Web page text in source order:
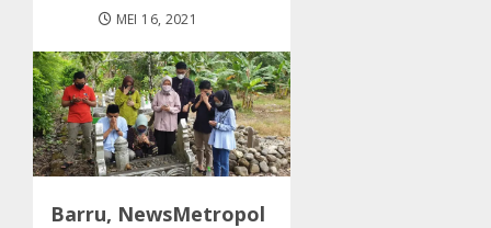
MEI 16, 2021
Barru, NewsMetropol